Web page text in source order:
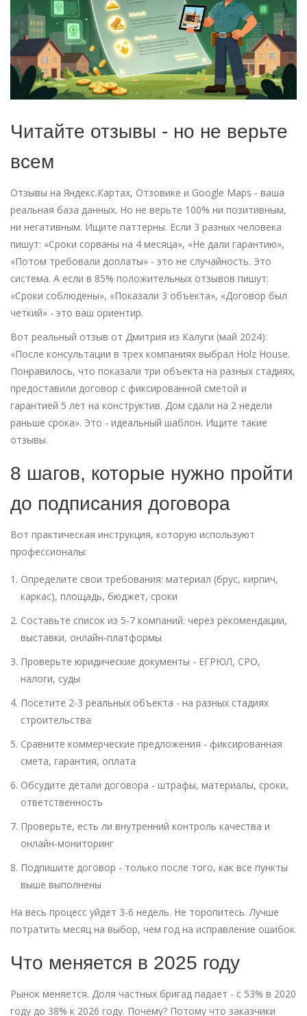
Читайте отзывы - но не верьте
всем
Отзывы на Яндекс.Картах, Отзовике и Google Maps - ваша
реальная база данных. Но не верьте 100% ни позитивным,
ни негативным. Ищите паттерны. Если 3 разных человека
пишут: «Сроки сорваны на 4 месяца», «Не дали гарантию»,
«Потом требовали доплаты» - это не случайность. Это
система. А если в 85% положительных отзывов пишут:
«Сроки соблюдены», «Показали 3 объекта», «Договор был
четкий» - это ваш ориентир.
Вот реальный отзыв от Дмитрия из Калуги (май 2024):
«После консультации в трех компаниях выбрал Holz House.
Понравилось, что показали три объекта на разных стадиях,
предоставили договор с фиксированной сметой и
гарантией 5 лет на конструктив. Дом сдали на 2 недели
раньше срока». Это - идеальный шаблон. Ищите такие
отзывы.
8 шагов, которые нужно пройти
до подписания договора
Вот практическая инструкция, которую используют
профессионалы:
Определите свои требования: материал (брус, кирпич,
каркас), площадь, бюджет, сроки
Составьте список из 5-7 компаний: через рекомендации,
выставки, онлайн-платформы
Проверьте юридические документы - ЕГРЮЛ, СРО,
налоги, суды
Посетите 2-3 реальных объекта - на разных стадиях
строительства
Сравните коммерческие предложения - фиксированная
смета, гарантия, оплата
Обсудите детали договора - штрафы, материалы, сроки,
ответственность
Проверьте, есть ли внутренний контроль качества и
онлайн-мониторинг
Подпишите договор - только после того, как все пункты
выше выполнены
На весь процесс уйдет 3-6 недель. Не торопитесь. Лучше
потратить месяц на выбор, чем год на исправление ошибок.
Что меняется в 2025 году
Рынок меняется. Доля частных бригад падает - с 53% в 2020
году до 38% к 2026 году. Почему? Потому что заказчики